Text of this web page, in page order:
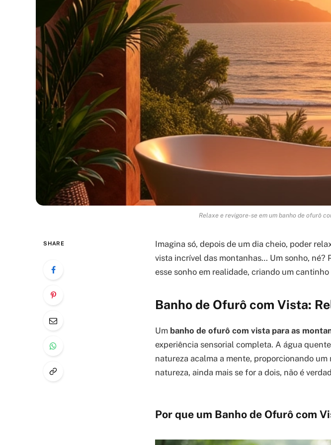
Relaxe e revigore-se em um banho de ofurô
SHARE
Imagina só, depois de um dia cheio, poder
vista incrível das montanhas… Um sonho, né?
esse sonho em realidade, criando um
Banho de Ofurô com Vista:
Um banho de ofurô com vista para as
experiência sensorial completa. A água
natureza acalma a mente, proporcionando
natureza, ainda mais se for a dois, não é
Por que um Banho de Ofurô com